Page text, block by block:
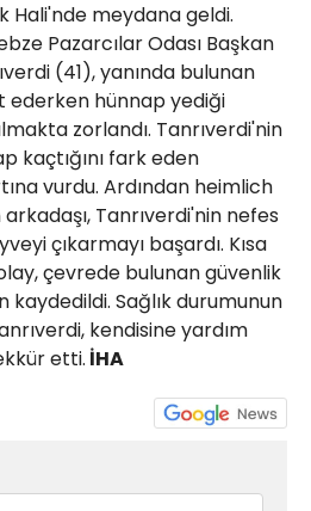
Hali'nde meydana geldi.
Pazarcılar Odası Başkan
(41), yanında bulunan
ederken hünnap yediği
zorlandı. Tanrıverdi'nin
kaçtığını fark eden
vurdu. Ardından heimlich
Tanrıverdi'nin nefes
çıkarmayı başardı. Kısa
çevrede bulunan güvenlik
kaydedildi. Sağlık durumunun
kendisine yardım
etti. İHA